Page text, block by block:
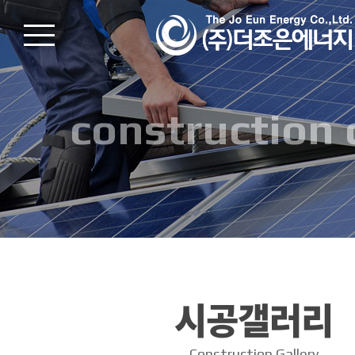
construction
시공갤러리